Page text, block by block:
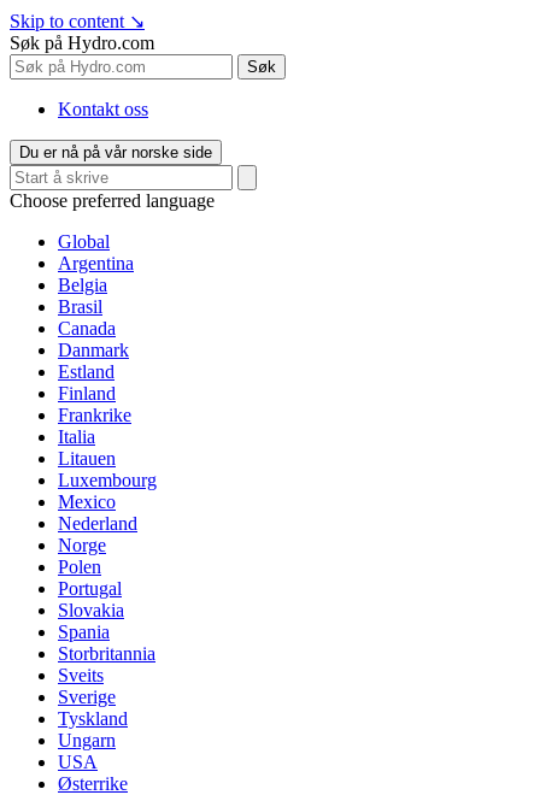
Skip to content ↘
Søk på Hydro.com
Søk
Kontakt oss
Du er nå på vår norske side
Choose preferred language
Global
Argentina
Belgia
Brasil
Canada
Danmark
Estland
Finland
Frankrike
Italia
Litauen
Luxembourg
Mexico
Nederland
Norge
Polen
Portugal
Slovakia
Spania
Storbritannia
Sveits
Sverige
Tyskland
Ungarn
USA
Østerrike